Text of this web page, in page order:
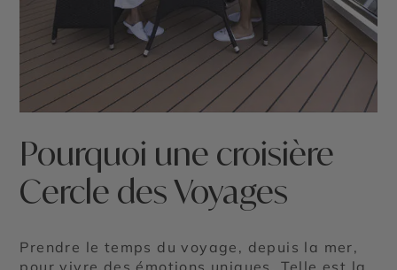
Pourquoi une croisière
Cercle des Voyages
Prendre le temps du voyage, depuis la mer,